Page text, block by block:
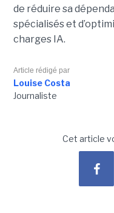
de réduire sa
spécialisés et
charges IA.
Article rédigé par
Louise Costa
Journaliste
Cet article